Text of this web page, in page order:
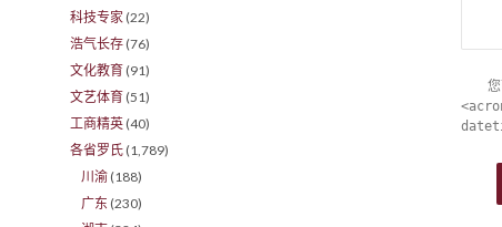
科技专家 (22)
浩气长存 (76)
文化教育 (91)
文艺体育 (51)
工商精英 (40)
各省罗氏 (1,789)
川渝 (188)
广东 (230)